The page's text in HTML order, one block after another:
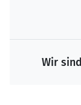
Wir